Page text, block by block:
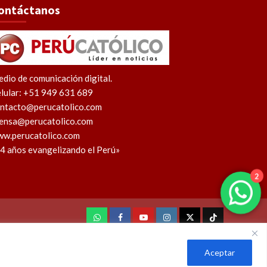
Aceptar
de comunicación digital.
+51 949 631 689
años evangelizando el Perú»
WhatsAppFacebookYoutubeInstagram
X TikTok